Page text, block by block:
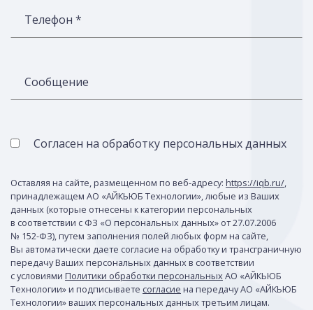
Телефон *
Сообщение
Согласен на обработку персональных данных
Оставляя на сайте, размещенном по веб-адресу: https://iqb.ru/,
принадлежащем АО «АЙКЬЮБ Технологии», любые из Ваших
данных (которые отнесены к категории персональных
в соответствии с ФЗ «О персональных данных» от 27.07.2006
№ 152-ФЗ), путем заполнения полей любых форм на сайте,
Вы автоматически даете согласие на обработку и трансграничную
передачу Ваших персональных данных в соответствии
с условиями Политики обработки персональныхАО «АЙКЬЮБ
Технологии» и подписываете согласие на передачу АО «АЙКЬЮБ
Технологии» ваших персональных данных третьим лицам.